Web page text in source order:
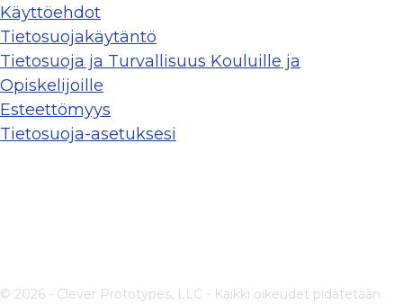
Käyttöehdot
Tietosuojakäytäntö
Tietosuoja ja Turvallisuus Kouluille ja
Opiskelijoille
Esteettömyys
Tietosuoja-asetuksesi
© 2026 - Clever Prototypes, LLC - Kaikki oikeudet pidätetään.